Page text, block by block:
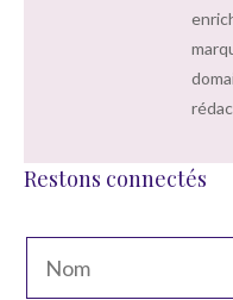
Restons connectés